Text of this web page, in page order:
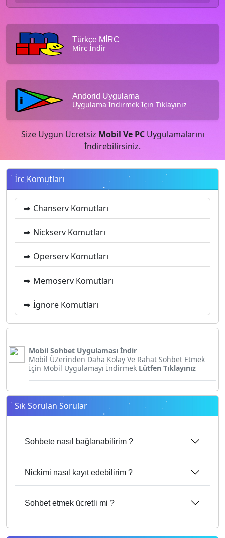
Türkçe MİRC
Mirc İndir
Andorid Uygulama
Uygulama İndirmek İçin Tıklayınız
Size Uygun Ücretsiz Mobil Ve PC Uygulamalarını
İndirebilirsiniz.
İrc Komutları
Chanserv Komutları
Nickserv Komutları
Operserv Komutları
Memoserv Komutları
İgnore Komutları
Mobil Sohbet Uygulaması İndir
Mobil ÜZerinden Daha Kolay Ve Rahat Sohbet Etmek
İçin Mobil Uygulamayı İndirmek Lütfen Tıklayınız
Sık Sorulan Sorular
Sohbete nasıl bağlanabilirim ?
Nickimi nasıl kayıt edebilirim ?
Sohbet etmek ücretli mi ?